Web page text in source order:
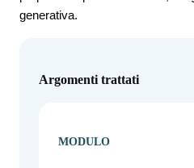
generativa.
Argomenti trattati
MODULO